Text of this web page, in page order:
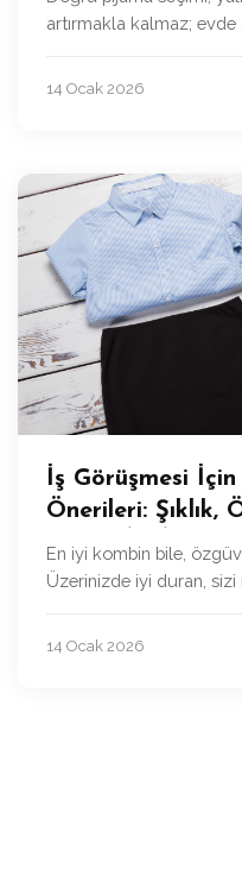
artırmakla kalmaz; evde
14 Ocak 2026
İş Görüşmesi
Önerileri: Şıklık,
Doğru İlk İzlenim
En iyi kombin bile,
Üzerinizde iyi duran, sizi
olarak değişir.
14 Ocak 2026